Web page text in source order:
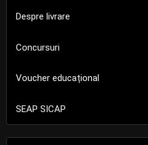
Despre livrare
Concursuri
Voucher educațional
SEAP SICAP